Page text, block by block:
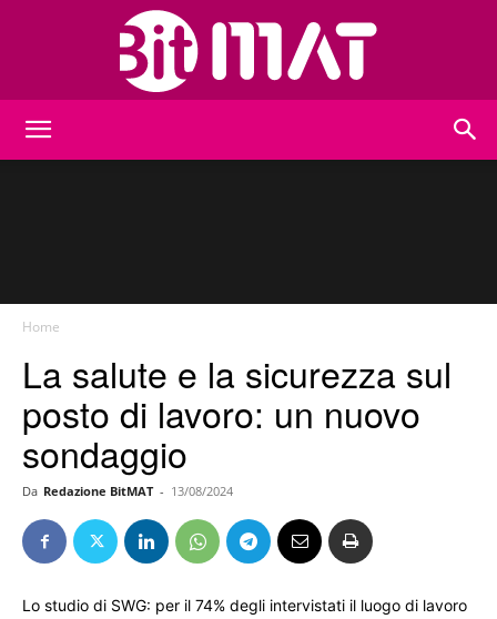
Home
La salute e la sicurezza sul
posto di lavoro: un nuovo
sondaggio
Da Redazione BitMAT - 13/08/2024
Lo studio di SWG: per il 74% degli intervistati il luogo di lavoro